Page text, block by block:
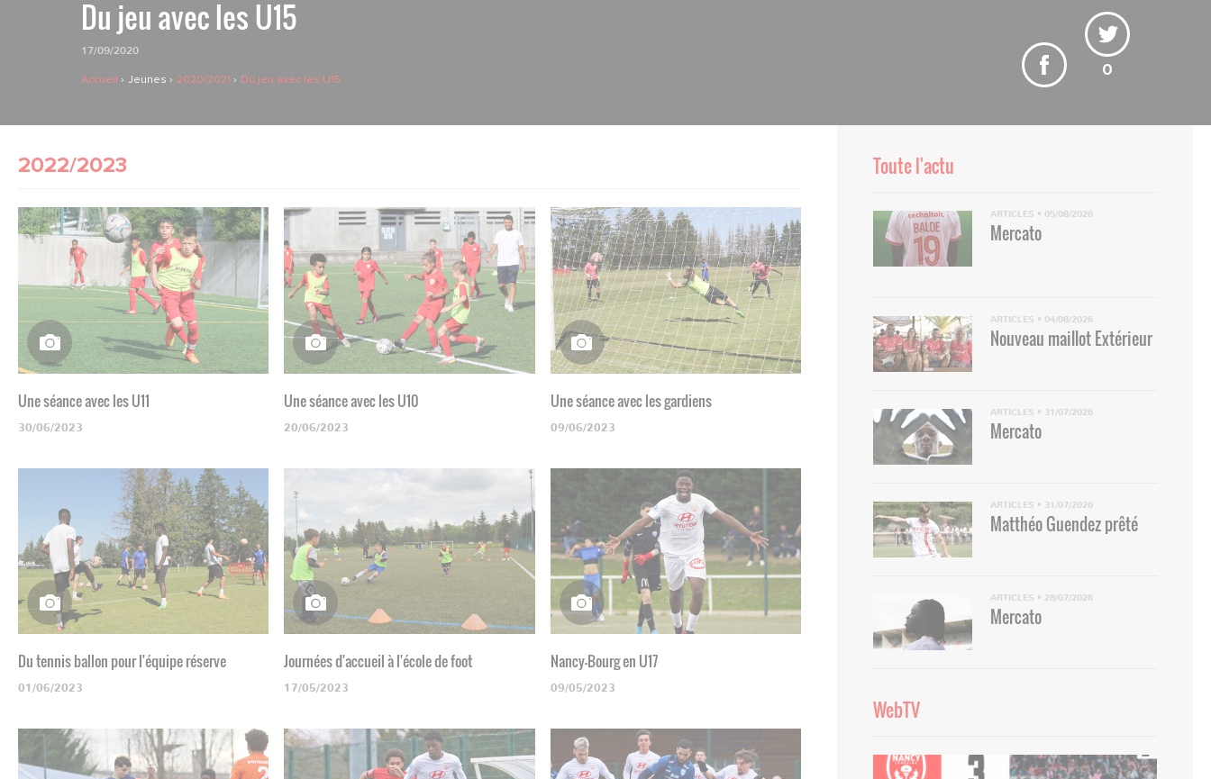
Du jeu avec les U15
17/09/2020
Accueil Jeunes 2020/2021 Du jeu avec les U15
0
2022/2023
Une séance avec les U11
30/06/2023
Une séance avec les U10
20/06/2023
Une séance avec les gardiens
09/06/2023
Du tennis ballon pour l'équipe réserve
01/06/2023
Journées d'accueil à l'école de foot
17/05/2023
Nancy-Bourg en U17
09/05/2023
Toute l'actu
ARTICLES • 05/08/2026
Mercato
ARTICLES • 04/08/2026
Nouveau maillot Extérieur
ARTICLES • 31/07/2026
Mercato
ARTICLES • 31/07/2026
Matthéo Guendez prêté
ARTICLES • 28/07/2026
Mercato
WebTV